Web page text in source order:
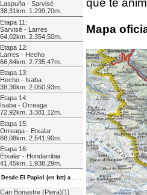
Laspuña - Sarvisé
38,31km. 1.299,70m.
Etapa 11:
Sarvisé - Larres
64,02km. 2.354,50m.
Etapa 12:
Larres - Hecho
66,84km. 2.735,47m.
Etapa 13:
Hecho - Isaba
38,36km. 2.050,93m.
Etapa 14:
Isaba - Orreaga
72,92km. 3.381,12m.
Etapa 15:
Orreaga - Etxalar
68,08km. 2.541,90m.
Etapa 16:
Etxalar - Hondarribia
41,45km. 1.938,29m.
Desde El Papiol (en btt) a . . .
Can Bonastre (Piera)[1]
que te
Mapa